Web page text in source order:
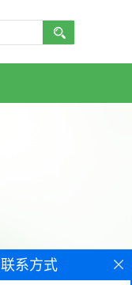
联系方式